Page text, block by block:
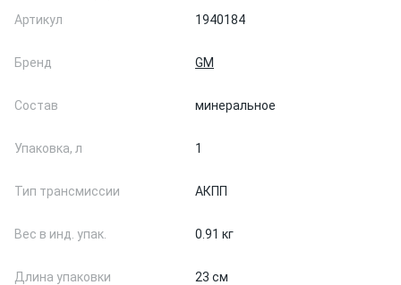
Артикул
1940184
Бренд GM
Состав минеральное
Упаковка, л 1
Тип трансмиссии АКПП
Вес в инд. упак. 0.91 кг
Длина упаковки 23 см